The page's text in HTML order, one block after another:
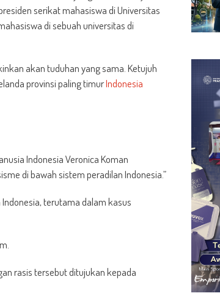
serikat mahasiswa di Universitas
di sebuah universitas di
akan tuduhan yang sama. Ketujuh
provinsi paling timurIndonesia
Indonesia Veronica Koman
di bawah sistem peradilan Indonesia.”
terutama dalam kasus
rasis tersebut ditujukan kepada